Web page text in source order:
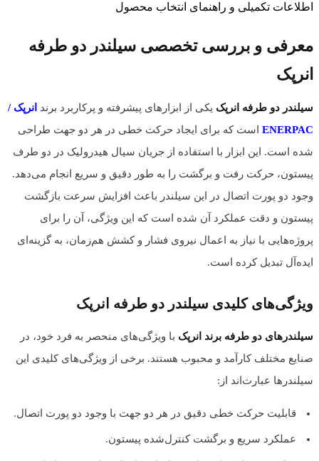
اطلاعات تکمیلی و راهنمای انتخاب محصول
معرفی و بررسی تخصصی سیلندر دو طرفه
انرپک
سیلندر دو طرفه انرپک یکی از ابزارهای پیشرفته و پرکاربرد برند انرپک /
ENERPAC است که برای ایجاد حرکت خطی در هر دو جهت طراحی
شده است. این ابزار با استفاده از جریان سیال هیدرولیک در دو طرف
پیستون، حرکت رفت و برگشت را به طور دقیق و سریع انجام می‌دهد.
وجود دو پورت اتصال در این سیلندر باعث افزایش سرعت بازگشت
پیستون و دقت عملکرد آن شده است که این ویژگی، آن را برای
پروژه‌هایی با نیاز به اعمال نیروی فشار و کشش هم‌زمان، به گزینه‌ای
ایده‌آل تبدیل کرده است.
ویژگی‌های کلیدی سیلندر دو طرفه انرپک
سیلندرهای دو طرفه برند انرپک با ویژگی‌های منحصر به فرد خود، در
صنایع مختلف کارآمد و محبوب هستند. برخی از ویژگی‌های کلیدی این
سیلندرها عبارت‌اند از:
قابلیت حرکت خطی دقیق در هر دو جهت با وجود دو پورت اتصال.
عملکرد سریع و برگشت کنترل‌شده پیستون.